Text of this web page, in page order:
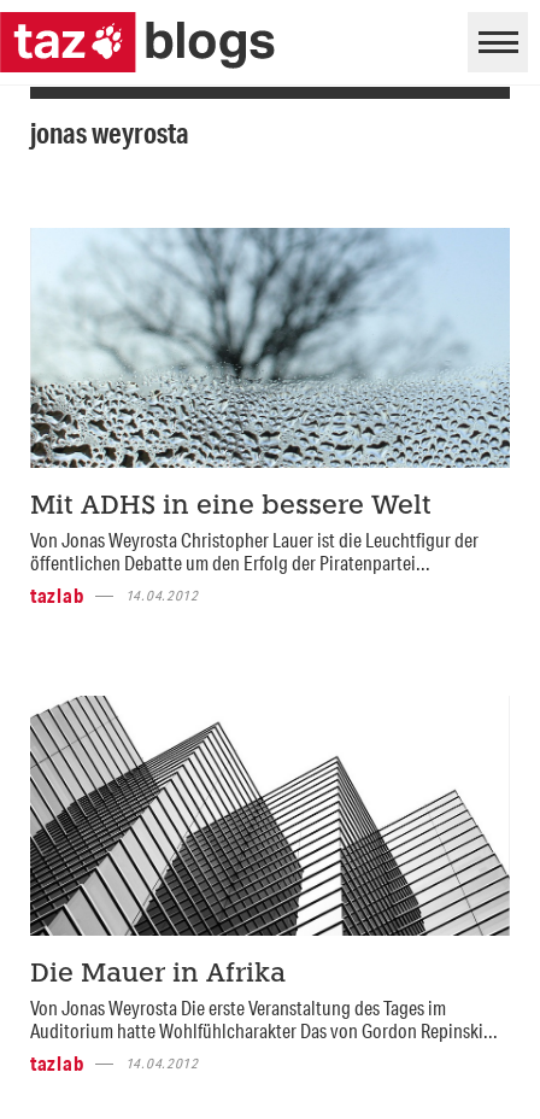
jonas weyrosta
Mit ADHS in eine bessere Welt
Von Jonas Weyrosta Christopher Lauer ist die Leuchtfigur der
öffentlichen Debatte um den Erfolg der Piratenpartei...
tazlab
14.04.2012
Die Mauer in Afrika
Von Jonas Weyrosta Die erste Veranstaltung des Tages im
Auditorium hatte Wohlfühlcharakter Das von Gordon Repinski...
tazlab
14.04.2012